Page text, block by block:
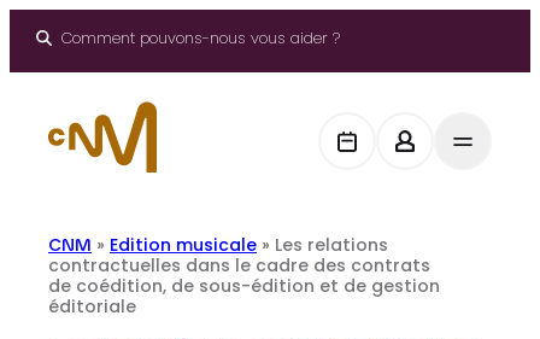
Comment pouvons-nous vous aider ?
CNM » Edition musicale » Les relations
contractuelles dans le cadre des contrats
de coédition, de sous-édition et de gestion
éditoriale